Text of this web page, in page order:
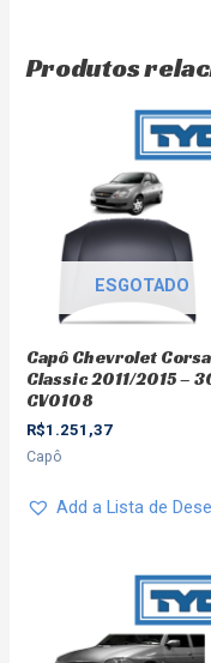
Produtos
ESGOTADO
Capô Chevrolet Corsa
Classic 2011/2015 –
CV0108
R$1.251,37
Capô
Add a Lista de